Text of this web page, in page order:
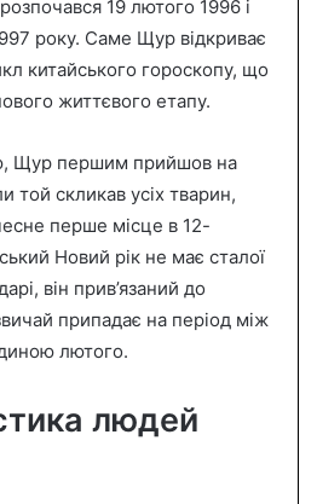
19 лютого 1996 і
року. Саме Щур відкриває
китайського гороскопу, що
життєвого етапу.
Щур першим прийшов на
той скликав усіх тварин,
перше місце в 12-
Новий рік не має сталої
він прив’язаний до
припадає на період між
лютого.
людей